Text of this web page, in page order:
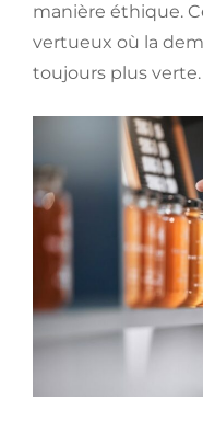
manière éthique.
vertueux où la
toujours plus verte.